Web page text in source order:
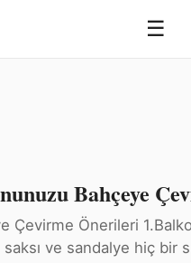
☰
Bahçeye
Çevirme Önerileri
ve sandalye hiç bir